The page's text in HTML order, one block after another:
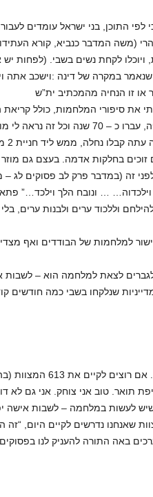
התוכן, בני ישראל עומדים
(משה המדבר כנביא, קורא
לקחת נשים בשבי. (לפחות
במקרה של דינה :וישכב אתה
או זו הנחיה מהמכתיב ית”ש
את סיפורי המלחמות, כולל
מי אשר נטע כרם…, הכל נראה לי יפה, עברו כ
זוכים בחלקות אדמה. בעצם גם
זה (במדבר פרק לב פסוקים לג –
… ונובח הלך וילכד…”
וללכוד ערים ולבנות ערים,
למלחמות של הבודדים ואף
לגברים לצאת למלחמה הוא –
כבר טענתי שתחילת הפרשה
תואר. טוב אני צוחק. אני גם לא
לעשות במלחמה – לשבות אישה
שאנחנו נדרשים לקיים היום, “זה
באה התורה להעניק לנו